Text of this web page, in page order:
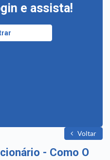
e assista!
Voltar
- Como O